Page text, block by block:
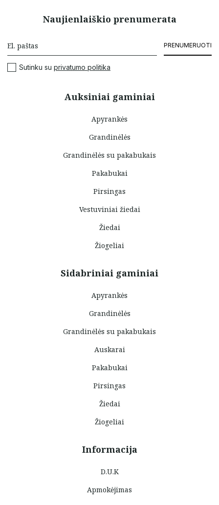
Auksiniai gaminiai
Apyrankės
Grandinėlės
Grandinėlės su pakabukais
Pakabukai
Pirsingas
Vestuviniai žiedai
Žiedai
Žiogeliai
Sidabriniai gaminiai
Apyrankės
Grandinėlės
Grandinėlės su pakabukais
Auskarai
Pakabukai
Pirsingas
Žiedai
Žiogeliai
Informacija
D.U.K
Apmokėjimas
Naujienlaiškio prenumerata
PRENUMERUOTI
Sutinku su privatumo politika